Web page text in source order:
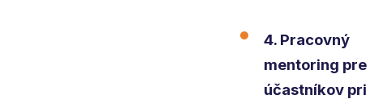
4. Pracovný
mentoring pre
účastníkov pri